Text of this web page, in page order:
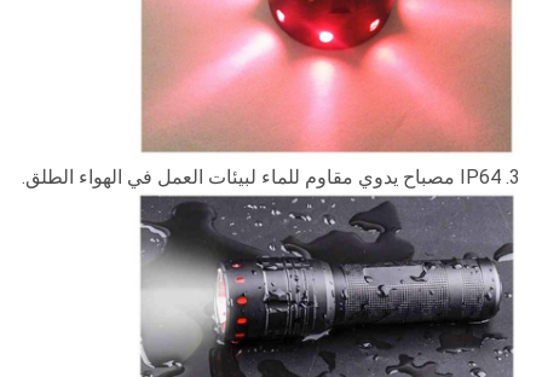
3. IP64 مصباح يدوي مقاوم للماء لبيئات العمل في الهواء الطلق.